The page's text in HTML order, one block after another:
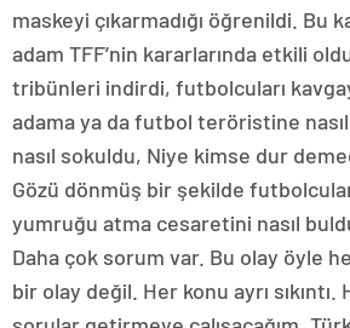
maskeyi çıkarmadığı öğrenildi. Bu
adam TFF’nin kararlarında etkili
tribünleri indirdi, futbolcuları
adama ya da futbol teröristine
nasıl sokuldu, Niye kimse dur
Gözü dönmüş bir şekilde
yumruğu atma cesaretini nasıl
Daha çok sorum var. Bu olay öyle
bir olay değil. Her konu ayrı